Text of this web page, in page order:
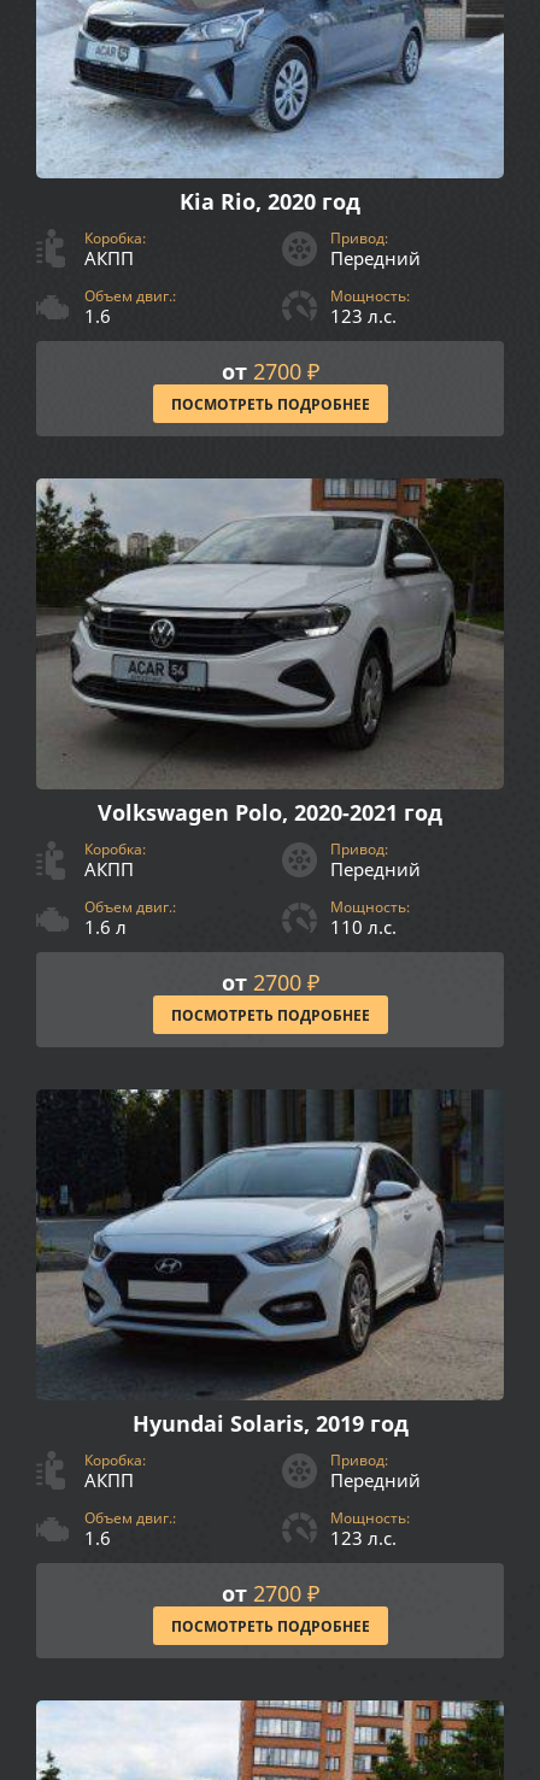
Kia Rio, 2020 год
Коробка:
АКПП
Привод:
Передний
Объем двиг.:
1.6
Мощность:
123 л.с.
от 2700 ₽
ПОСМОТРЕТЬ ПОДРОБНЕЕ
Volkswagen Polo, 2020-2021 год
Коробка:
АКПП
Привод:
Передний
Объем двиг.:
1.6 л
Мощность:
110 л.с.
от 2700 ₽
ПОСМОТРЕТЬ ПОДРОБНЕЕ
Hyundai Solaris, 2019 год
Коробка:
АКПП
Привод:
Передний
Объем двиг.:
1.6
Мощность:
123 л.с.
от 2700 ₽
ПОСМОТРЕТЬ ПОДРОБНЕЕ